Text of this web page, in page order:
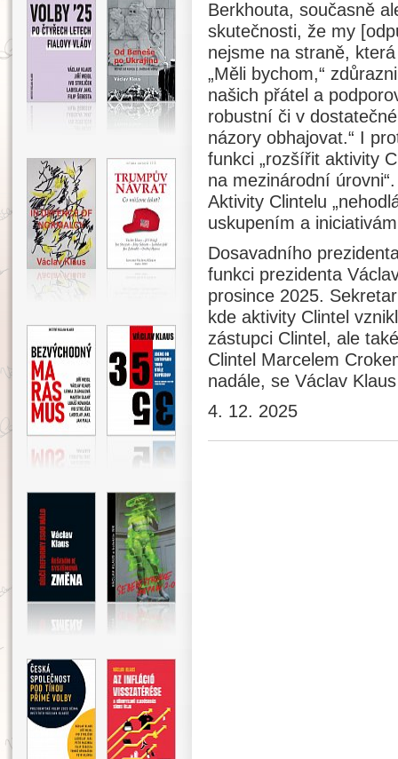
Berkhouta, současně
skutečnosti, že my
nejsme na straně,
„Měli bychom,“
našich přátel a
robustní či v
názory obhajovat.“ I
funkci „rozšířit aktivity
na mezinárodní
Aktivity Clintelu
uskupením a
Dosavadního
funkci prezidenta
prosince 2025.
kde aktivity Clintel
zástupci Clintel, ale
Clintel Marcelem
nadále, se Václav
4. 12. 2025